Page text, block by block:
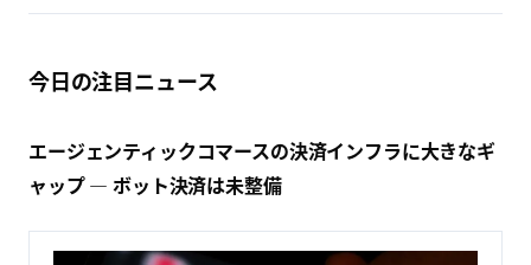
今日の注目ニュース
エージェンティックコマースの決済インフラに大きなギ
ャップ — ボット決済は未整備